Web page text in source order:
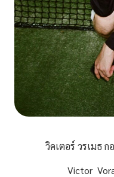
วิคเตอร์ วรเมธ
Victor